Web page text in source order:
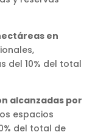
en
del 10% del total
alcanzadas por
espacios
del total de